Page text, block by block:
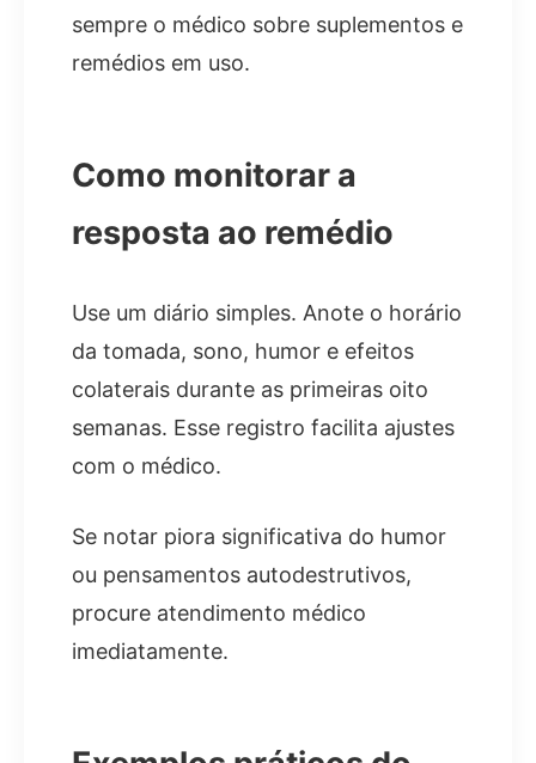
sempre o médico sobre suplementos e
remédios em uso.
Como monitorar a
resposta ao remédio
Use um diário simples. Anote o horário
da tomada, sono, humor e efeitos
colaterais durante as primeiras oito
semanas. Esse registro facilita ajustes
com o médico.
Se notar piora significativa do humor
ou pensamentos autodestrutivos,
procure atendimento médico
imediatamente.